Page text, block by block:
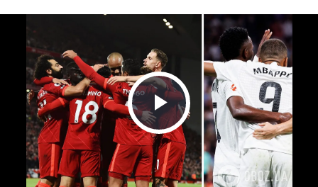
Play Video